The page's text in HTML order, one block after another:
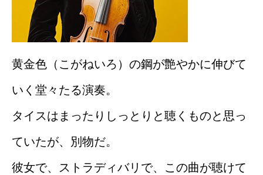
黄金色（こがねいろ）の鋼が艶やかに伸びて
いく堂々たる演奏。
タイスはまったりしっとりと聴くものと思っ
ていたが、別物だ。
彼女で、ストラディバリで、この曲が聴けて